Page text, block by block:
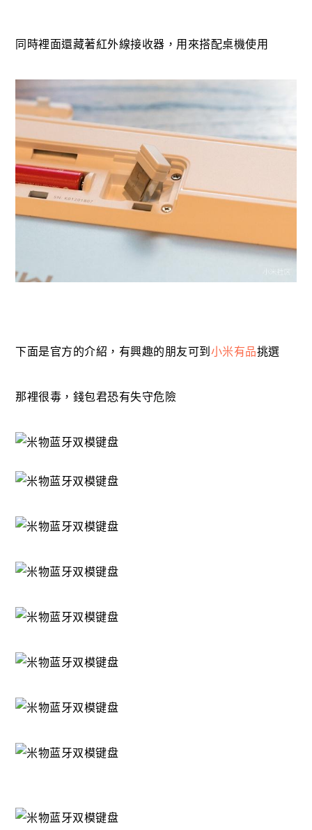
同時裡面還藏著紅外線接收器，用來搭配桌機使用
下面是官方的介紹，有興趣的朋友可到小米有品挑選
那裡很毒，錢包君恐有失守危險